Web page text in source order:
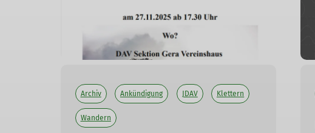
Archiv Ankündigung JDAV Klettern
Wandern